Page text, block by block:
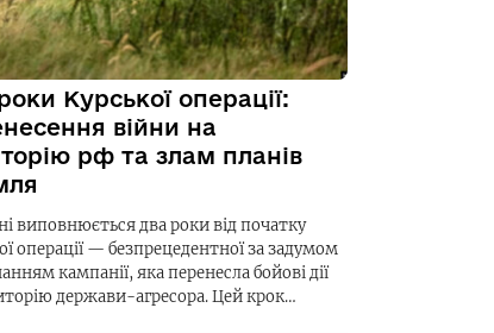
Курської операції:
війни на
рф та злам планів
виповнюється два роки від початку
операції — безпрецедентної за задумом
кампанії, яка перенесла бойові дії
держави-агресора. Цей крок…